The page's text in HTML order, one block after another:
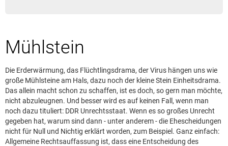
Kontakt
Mühlstein
Die Erderwärmung, das Flüchtlingsdrama, der Virus hängen uns wie
große Mühlsteine am Hals, dazu noch der kleine Stein Einheitsdrama.
Das allein macht schon zu schaffen, ist es doch, so gern man möchte,
nicht abzuleugnen. Und besser wird es auf keinen Fall, wenn man
noch dazu tituliert: DDR Unrechtsstaat. Wenn es so großes Unrecht
gegeben hat, warum sind dann - unter anderem - die Ehescheidungen
nicht für Null und Nichtig erklärt worden, zum Beispiel. Ganz einfach:
Allgemeine Rechtsauffassung ist, dass eine Entscheidung des